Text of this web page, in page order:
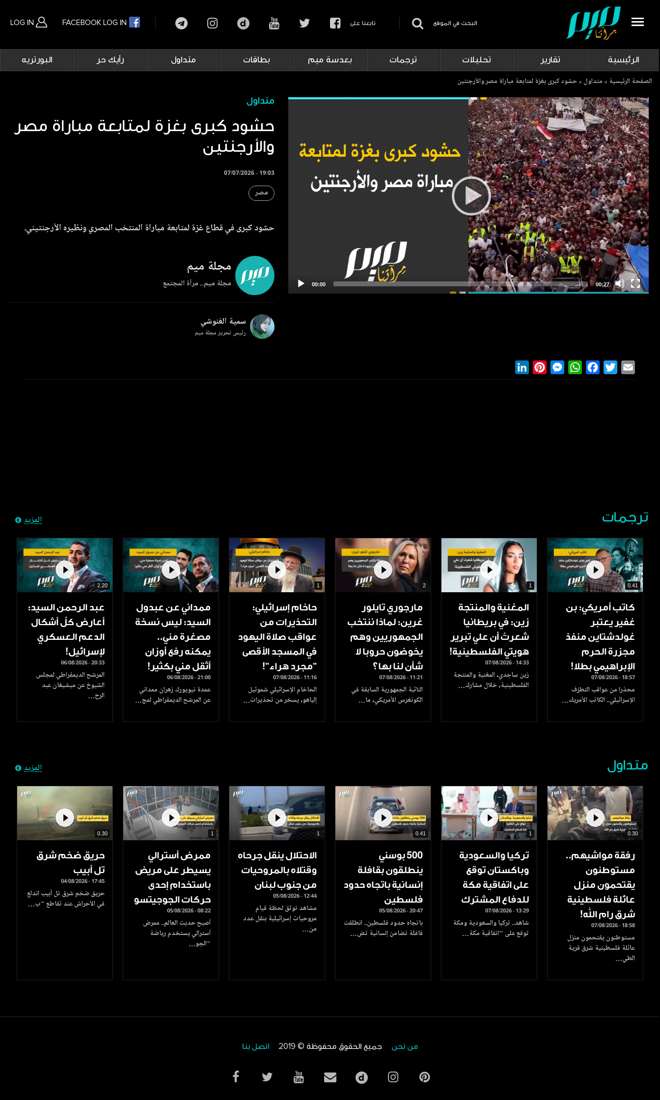
LOG IN FACEBOOK LOG IN البحث في الموقع تابعنا على
Main
navigation
الرئيسية تقارير تحليلات ترجمات بعدسة ميم بطاقات متداول رأيك حر البورتريه
Breadcrumb
الصفحة الرئيسية متداول حشود كبرى بغزة لمتابعة مباراة مصر والأرجنتين
متداول
حشود كبرى بغزة لمتابعة مباراة مصر
والأرجنتين
07/07/2026 - 19:03
مصر
حشود كبرى في قطاع غزة لمتابعة مباراة المنتخب المصري ونظيره الأرجنتيني.
مجلة ميم
مجلة ميم.. مرآة المجتمع
سمية الغنوشي
رئيس تحرير مجلة ميم
LinkedInPinterestMessengerWhatsAppFacebook
Twitter
ترجمات المزيد
0.41
كاتب أمريكي: بن
غفير يعتبر
غولدشتاين منفذ
مجزرة الحرم
الإبراهيمي بطلا!
07/08/2026 - 18:57
محذرا من عواقب التطرّف
الإسرائيلي.. الكاتب الأمريك…
1
المغنية والمنتجة
زين: في بريطانيا
شعرتُ أن علي تبرير
هويتي الفلسطينية!
07/08/2026 - 14:33
زين ساجدي، المغنية والمنتجة
الفلسطينية، خلال مشارك…
2
مارجوري تايلور
غرين: لماذا ننتخب
الجمهوريين وهم
يخوضون حروبا لا
شأن لنا بها؟
07/08/2026 - 11:21
النائبة الجمهورية السابقة في
الكونغرس الأمريكي، ما…
1
حاخام إسرائيلي:
التحذيرات من
عواقب صلاة اليهود
في المسجد الأقصى
"مجرد هراء"!
07/08/2026 - 11:16
الحاخام الإسرائيلي شموئيل
إلياهو، يسخر من تحذيرات…
ممداني عن عبدول
السيد: ليس نسخة
مصغرة مني..
يمكنه رفع أوزان
أثقل مني بكثير!
06/08/2026 - 21:00
عمدة نيويورك زهران ممداني
عن المرشح الديمقراطي لمج…
2.20
عبد الرحمن السيد:
أعارض كلّ أشكال
الدعم العسكري
لإسرائيل!
06/08/2026 - 20:33
المرشح الديمقراطي لمجلس
الشيوخ عن ميشيغان عبد
الرح…
متداول المزيد
0.30
رفقة مواشيهم..
مستوطنون
يقتحمون منزل
عائلة فلسطينية
شرق رام الله!
07/08/2026 - 18:58
مستوطنون يقتحمون منزل
عائلة فلسطينية شرق قرية
الطي…
1
تركيا والسعودية
وباكستان توقع
على اتفاقية مكة
للدفاع المشترك
07/08/2026 - 13:29
شاهد.. تركيا والسعودية ومكة
توقع على "اتفاقية مكة…
0.41
500 بوسني
ينطلقون بقافلة
إنسانية باتجاه حدود
فلسطين
05/08/2026 - 20:47
باتجاه حدود فلسطين.. انطلقت
قافلة تضامن إنسانية تض…
1
الاحتلال ينقل جرحاه
وقتلاه بالمروحيات
من جنوب لبنان
05/08/2026 - 12:44
مشاهد توثق لحظة قيام
مروحيات إسرائيلية بنقل عدد
من…
1
ممرض أسترالي
يسيطر على مريض
باستخدام إحدى
حركات الجوجيتسو
05/08/2026 - 08:22
أصبح حديث العالم.. ممرض
أسترالي يستخدم رياضة
"الجو…
0.30
حريق ضخم شرق
تل أبيب
04/08/2026 - 17:45
حريق ضخم شرق تل أبيب اندلع
في الأحراش عند تقاطع "ب…
من نحن جميع الحقوق محفوظة © 2019 اتصل بنا